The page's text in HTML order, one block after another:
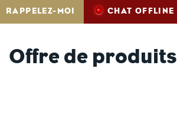
RAPPELEZ-MOI CHAT OFFLINE
Offre de produits